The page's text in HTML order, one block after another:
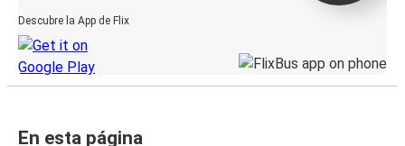
Descubre la App de Flix
En esta página